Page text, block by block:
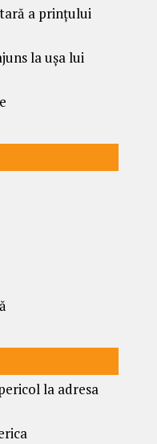
a prințului
la ușa lui
la adresa